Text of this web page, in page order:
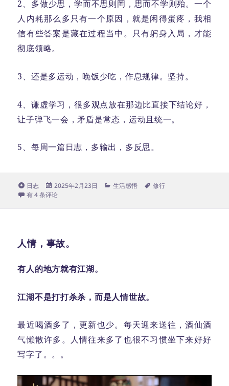
2、多做少思，学而不思则罔，思而不学则殆。一个
人内耗那么多只有一个原因，就是闲得蛋疼，我相
信有些答案是藏在过程当中。只有躬身入局，才能
彻底领略。
3、还是多运动，晚饭少吃，作息规律。坚持。
4、谦虚学习，很多观点放在那边比直接下结论好，
让子弹飞一会，矛盾是常态，运动且统一。
5、每周一篇日志，多输出，多反思。
格
式
日志
发
布
2025年2月23日
分
生活感悟
标
修行
2025开年Flag
有 4 条评论
人情，事故。
有人的地方就有江湖。
江湖不是打打杀杀，而是人情世故。
最近喝酒多了，更新也少。每天迎来送往，酒仙酒
气懒散许多。人情往来多了也很不习惯坐下来好好
写字了。。。